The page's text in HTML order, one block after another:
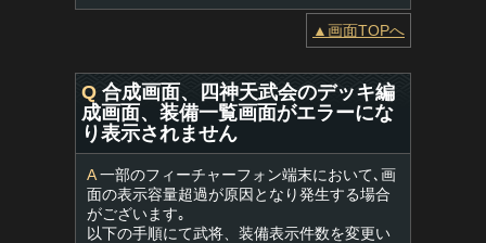
▲画面TOPへ
Q 合成画面、四神天武会のデッキ編
成画面、装備一覧画面がエラーにな
り表示されません
A一部のフィーチャーフォン端末において､画
面の表示容量超過が原因となり発生する場合
がございます｡
以下の手順にて武将、装備表示件数を変更い